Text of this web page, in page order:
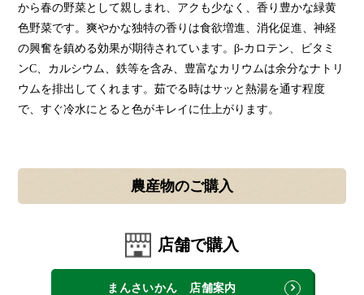
から春の野菜として親しまれ、アクも少なく、香り豊かな緑黄
色野菜です。爽やかな独特の香りは食欲増進、消化促進、神経
の興奮を鎮める効果が期待されています。β-カロテン、ビタミ
ンC 、カルシウム、鉄等を含み、豊富なカリウムは余分なナトリ
ウムを排出してくれます。茹でる時はサッと熱湯を通す程度
で、すぐ冷水にとると色がキレイに仕上がります。
農産物のご購入
店舗で購入
まんさいかん 店舗案内